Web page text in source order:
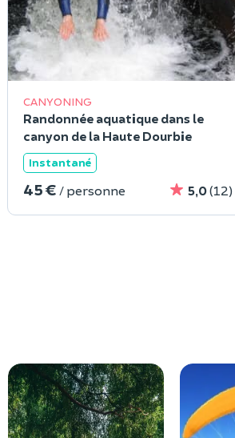
CANYONING
Randonnée aquatique dans le
canyon de la Haute Dourbie
Instantané
45 € / personne 5,0(12)